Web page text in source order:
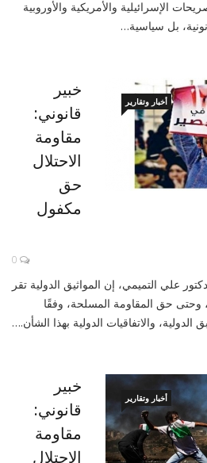
الإسرائيلية والأمريكية والأوروبية
بل سياسية…
أخبار وتقارير
خبير
قانوني:
مقاومة
الاحتلال
حق
مكفول
0
علي التميمي، إن المواثيق الدولية تقر
وحتى حق المقاومة المسلحة، وفقًا
الدولية، والاتفاقيات الدولية بهذا الشأن.…
أخبار وتقارير
خبير
قانوني:
مقاومة
الاحتلال